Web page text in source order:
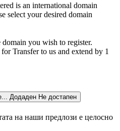
is an international domain
select your desired domain
domain you wish to register.
for Transfer to us and extend by 1
Додаден Не достапен
на наши предлози е целосно